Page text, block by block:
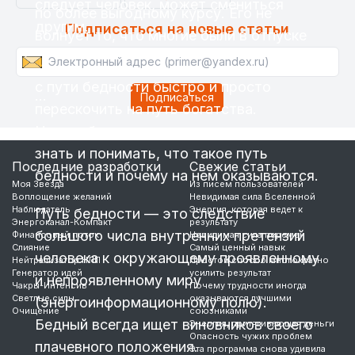
по более выгодному курсу. Его не
волнует то, что многие были в отпуске
или
следует человек, может смениться
другим.
Естественно, большинству хотелось бы
с пути бедности быстро и просто
перескочить на путь богатства.
знать и понимать, что такое путь
бедности и почему на нем оказываются.
Путь бедности — это следствие
большого числа внутренних претензий
человека к окружающему проявленному
и непроявленному миру
(энергоинформационному полю).
Бедный всегда ищет виновников своего
плачевного положения.
Подписаться на новые статьи
Последние разработки
Моя Звезда
Воплощение желаний
Наблюдатель
Энергоканал-Компакт
Финансовый поток
Слияние
Нейтрализатор НЛП
Генератор идей
Чакры-Интенсив
Светлые силы
Очищение
Свежие статьи
Из писем пользователей
Невидимая сила Вселенной
Энергия, которая ведет к
результату
Невидимая сила перемен
Самый ценный навык
Простой способ многократно
усилить результат
Почему трудности иногда
оказываются лучшими
союзниками
Энергия, притягивающая деньги
Опасность чужих проблем
Эта программа снова удивила